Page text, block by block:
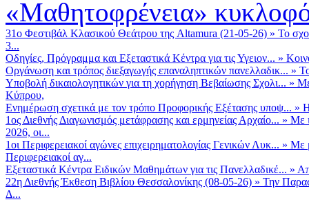
«Μαθητοφρένεια»
31ο Φεστιβάλ Κλασικού Θεάτρου της Altamura (21-05-26) » Το
3...
Οδηγίες, Πρόγραμμα και Εξεταστικά Κέντρα για τις Υγειον... »
Οργάνωση και τρόπος διεξαγωγής επαναληπτικών πανελλαδικ... »
Υποβολή δικαιολογητικών για τη χορήγηση Βεβαίωσης Σχολι... »
Κύπρου,
Ενημέρωση σχετικά με τον τρόπο Προφορικής Εξέτασης υποψ... »
1ος Διεθνής Διαγωνισμός μετάφρασης και ερμηνείας Αρχαίο... » Με
2026, οι...
1οι Περιφερειακοί αγώνες επιχειρηματολογίας Γενικών Λυκ... » Με
Περιφερειακοί αγ...
Εξεταστικά Κέντρα Ειδικών Μαθημάτων για τις Πανελλαδικέ... »
22η Διεθνής Έκθεση Βιβλίου Θεσσαλονίκης (08-05-26) » Την
Δ...